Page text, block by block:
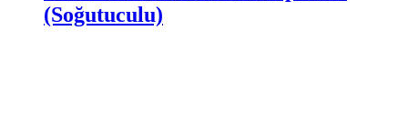
(Soğutuculu)